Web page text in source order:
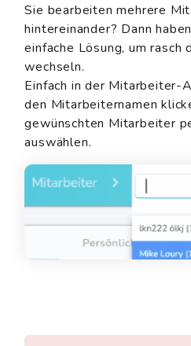
Sie bearbeiten mehrere
hintereinander? Dann
einfache Lösung, um rasch
wechseln.
Einfach in der Mitarbeiter-
den Mitarbeiternamen
gewünschten Mitarbeiter
auswählen.